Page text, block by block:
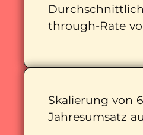
through-Rate
Skalierung von
Jahresumsatz